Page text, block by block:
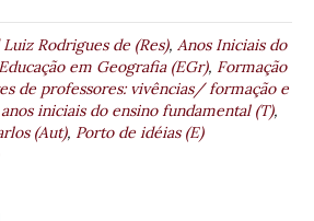
Rodrigues de (Res), Anos Iniciais do
Educação em Geografia (EGr), Formação
de professores: vivências/ formação e
iniciais do ensino fundamental (T),
(Aut), Porto de idéias (E)